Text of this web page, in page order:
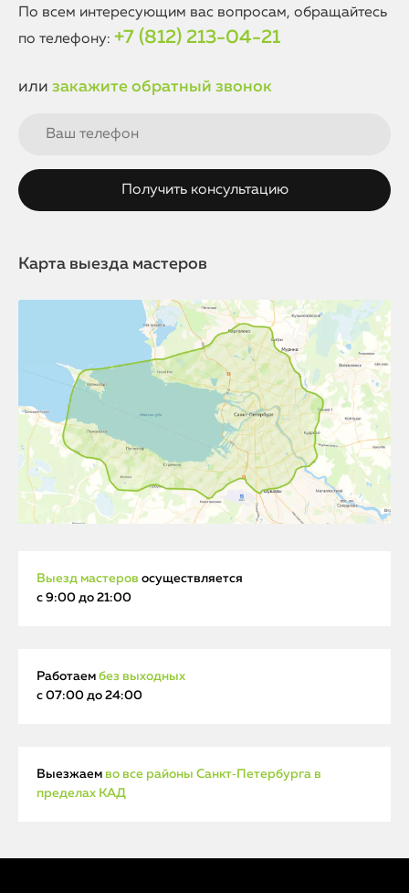
По всем интересующим вас вопросам, обращайтесь
по телефону: +7 (812) 213-04-21
или закажите обратный звонок
Карта выезда мастеров
Выезд мастеров осуществляется
с 9:00 до 21:00
Работаем без выходных
с 07:00 до 24:00
Выезжаем во все районы Санкт‑Петербурга в
пределах КАД